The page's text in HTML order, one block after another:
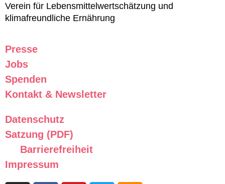
Verein für Lebensmittelwertschätzung und
klimafreundliche Ernährung
Presse
Jobs
Spenden
Kontakt & Newsletter
Datenschutz
Satzung (PDF)
Barrierefreiheit
Impressum